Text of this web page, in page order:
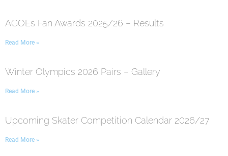
AGOEs Fan Awards 2025/26 – Results
Read More »
Winter Olympics 2026 Pairs – Gallery
Read More »
Upcoming Skater Competition Calendar 2026/27
Read More »